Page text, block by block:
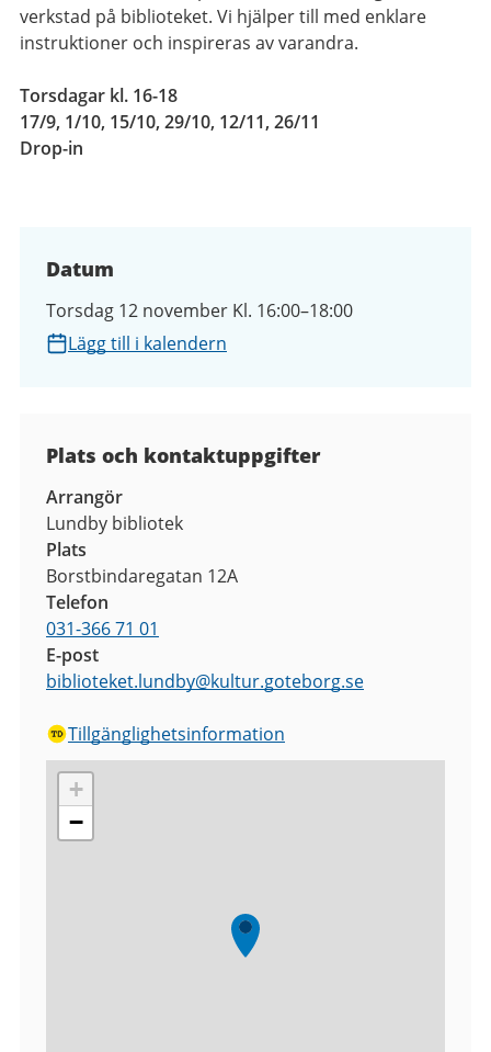
verkstad på biblioteket. Vi hjälper till med enklare
instruktioner och inspireras av varandra.
Torsdagar kl. 16-18
17/9, 1/10, 15/10, 29/10, 12/11, 26/11
Drop-in
Datum
Torsdag 12 november Kl. 16:00–18:00
Lägg till i kalendern
Plats och kontaktuppgifter
Arrangör
Lundby bibliotek
Plats
Borstbindaregatan 12A
Telefon
031-366 71 01
E-post
biblioteket.lundby@kultur.goteborg.se
Tillgänglighetsinformation
+
−